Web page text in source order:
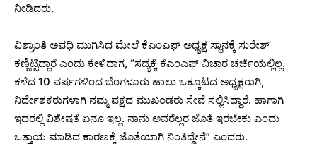
ನೀಡಿದರು.
ವಿಶ್ರಾಂತಿ ಅವಧಿ ಮುಗಿಸಿದ ಮೇಲೆ ಕೆಎಂಎಫ್ ಅಧ್ಯಕ್ಷ ಸ್ಥಾನಕ್ಕೆ ಸುರೇಶ್
ಕಣ್ಣಿಟ್ಟಿದ್ದಾರೆ ಎಂದು ಕೇಳಿದಾಗ, “ಸದ್ಯಕ್ಕೆ ಕೆಎಂಎಫ್ ವಿಚಾರ ಚರ್ಚೆಯಲ್ಲಿಲ್ಲ.
ಕಳೆದ 10 ವರ್ಷಗಳಿಂದ ಬೆಂಗಳೂರು ಹಾಲು ಒಕ್ಕೂಟದ ಅಧ್ಯಕ್ಷರಾಗಿ,
ನಿರ್ದೇಶಕರುಗಳಾಗಿ ನಮ್ಮ ಪಕ್ಷದ ಮುಖಂಡರು ಸೇವೆ ಸಲ್ಲಿಸಿದ್ದಾರೆ. ‌ಹಾಗಾಗಿ
ಇದರಲ್ಲಿ ವಿಶೇಷತೆ ಏನೂ ಇಲ್ಲ. ನಾನು ಅವರೆಲ್ಲರ ಜೊತೆ ಇರಬೇಕು ಎಂದು
ಒತ್ತಾಯ ಮಾಡಿದ ಕಾರಣಕ್ಕೆ ಜೊತೆಯಾಗಿ ನಿಂತಿದ್ದೇನೆ” ಎಂದರು.